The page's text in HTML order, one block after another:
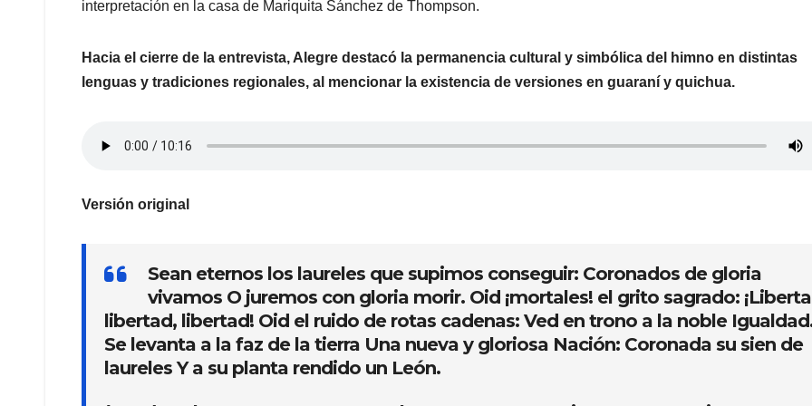
interpretación en la casa de Mariquita Sánchez de Thompson.
Hacia el cierre de la entrevista, Alegre destacó la permanencia cultural y simbólica del himno en distintas
lenguas y tradiciones regionales, al mencionar la existencia de versiones en guaraní y quichua.
Versión original
Sean eternos los laureles que supimos conseguir: Coronados de gloria
vivamos O juremos con gloria morir. Oid ¡mortales! el grito sagrado:
libertad, libertad! Oid el ruido de rotas cadenas: Ved en trono a la noble
Se levanta a la faz de la tierra Una nueva y gloriosa Nación: Coronada su sien de
laureles Y a su planta rendido un León.